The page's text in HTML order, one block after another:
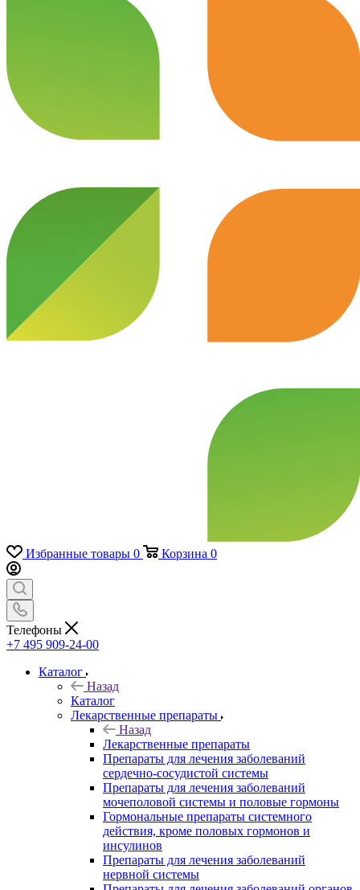
Избранные товары 0 Корзина 0
Телефоны
+7 495 909-24-00
Каталог
Назад
Каталог
Лекарственные препараты
Назад
Лекарственные препараты
Препараты для лечения заболеваний
сердечно-сосудистой системы
Препараты для лечения заболеваний
мочеполовой системы и половые гормоны
Гормональные препараты системного
действия, кроме половых гормонов и
инсулинов
Препараты для лечения заболеваний
нервной системы